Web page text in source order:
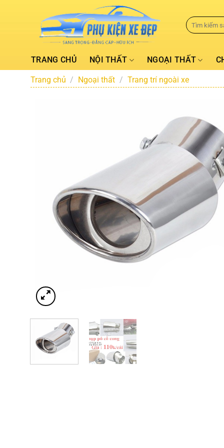
TRANG CHỦ NỘI THẤT NGOẠI THẤT
Trang chủ / Ngoại thất / Trang trí ngoài xe